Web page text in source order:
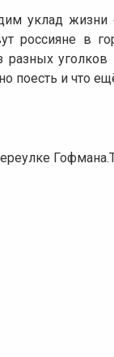
уклад жизни
россияне в
поесть и что